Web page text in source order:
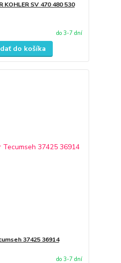
KOHLER SV 470 480 530
do 3-7 dní
do košíka
37425 36914
do 3-7 dní